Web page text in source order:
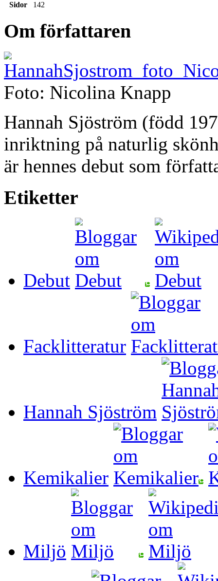
Sidor
142
Om författaren
Foto: Nicolina Knapp
Hannah Sjöström (född
inriktning på naturlig
är hennes debut som
Etiketter
Debut
Facklitteratur
Hannah Sjöström
Kemikalier
Miljö